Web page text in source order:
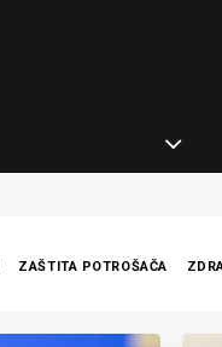
ZAŠTITA POTROŠAČA